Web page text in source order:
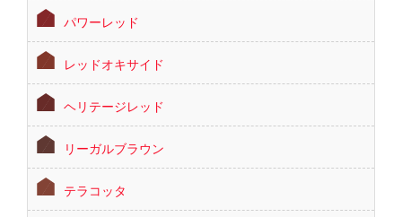
パワーレッド
レッドオキサイド
ヘリテージレッド
リーガルブラウン
テラコッタ